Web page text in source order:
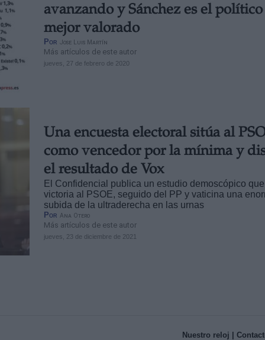
avanzando y Sánchez es el político
mejor valorado
Por Jose Luis Martín
Más artículos de este autor
jueves, 27 de febrero de 2020
Una encuesta electoral sitúa al
como vencedor por la mínima y
el resultado de Vox
El Confidencial publica un estudio demoscópico
victoria al PSOE, seguido del PP y vaticina una
subida de la ultraderecha en las urnas
Por Ana Otero
Más artículos de este autor
jueves, 23 de diciembre de 2021
Nuestro reloj |